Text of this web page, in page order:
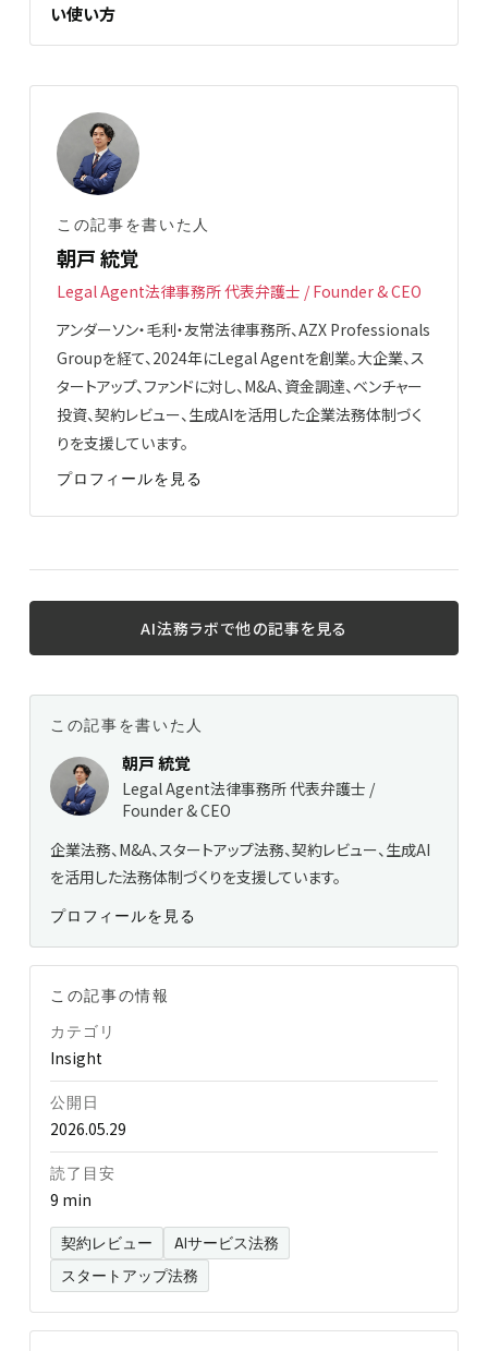
い使い方
この記事を書いた人
朝戸 統覚
Legal Agent法律事務所 代表弁護士 / Founder & CEO
アンダーソン・毛利・友常法律事務所、AZX Professionals
Groupを経て、2024年にLegal Agentを創業。大企業、ス
タートアップ、ファンドに対し、M&A、資金調達、ベンチャー
投資、契約レビュー、生成AIを活用した企業法務体制づく
りを支援しています。
プロフィールを見る
AI法務ラボで他の記事を見る
この記事を書いた人
朝戸 統覚
Legal Agent法律事務所 代表弁護士 /
Founder & CEO
企業法務、M&A、スタートアップ法務、契約レビュー、生成AI
を活用した法務体制づくりを支援しています。
プロフィールを見る
この記事の情報
カテゴリ
Insight
公開日
2026.05.29
読了目安
9 min
契約レビュー
AIサービス法務
スタートアップ法務